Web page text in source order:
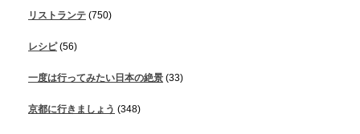
リストランテ (750)
レシピ(56)
一度は行ってみたい日本の絶景 (33)
京都に行きましょう (348)